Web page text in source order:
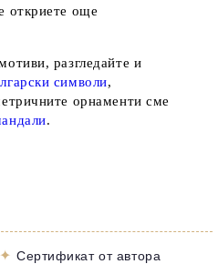
откриете още
разгледайте и
символи,
орнаменти сме
.
✦ Сертификат от автора